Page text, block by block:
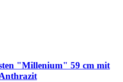
"Millenium" 59 cm mit